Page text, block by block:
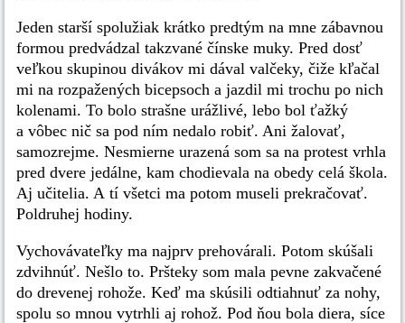
Jeden starší spolužiak krátko predtým na mne zábavnou
formou predvádzal takzvané čínske muky. Pred dosť
veľkou skupinou divákov mi dával valčeky, čiže kľačal
mi na rozpažených bicepsoch a jazdil mi trochu po nich
kolenami. To bolo strašne urážlivé, lebo bol ťažký
a vôbec nič sa pod ním nedalo robiť. Ani žalovať,
samozrejme. Nesmierne urazená som sa na protest vrhla
pred dvere jedálne, kam chodievala na obedy celá škola.
Aj učitelia. A tí všetci ma potom museli prekračovať.
Poldruhej hodiny.
Vychovávateľky ma najprv prehovárali. Potom skúšali
zdvihnúť. Nešlo to. Pršteky som mala pevne zakvačené
do drevenej rohože. Keď ma skúsili odtiahnuť za nohy,
spolu so mnou vytrhli aj rohož. Pod ňou bola diera, síce